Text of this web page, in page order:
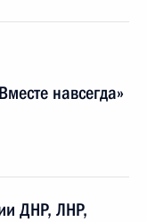
навсегда»
ДНР, ЛНР,